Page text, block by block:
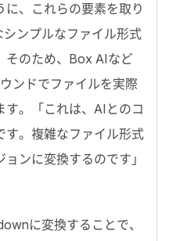
、これらの要素を取り
シンプルなファイル形式
のため、 Box AIなど
ンドでファイルを実際
。「これは、 AI とのコ
す。複雑なファイル形式
ンに変換するのです」
に変換することで、